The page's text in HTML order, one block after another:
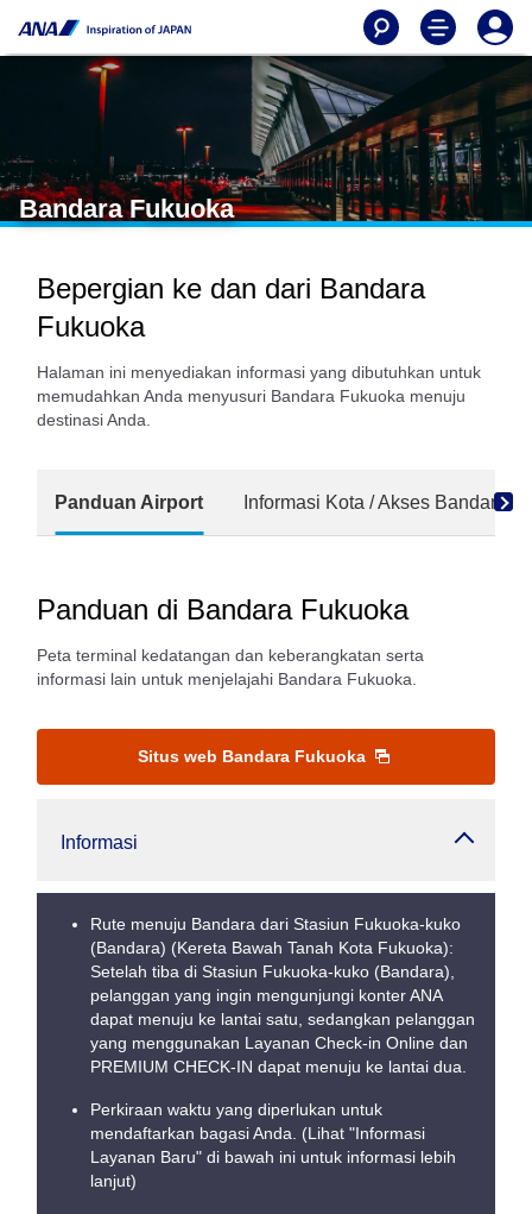
Bandara Fukuoka
Bepergian ke dan dari Bandara
Fukuoka
Halaman ini menyediakan informasi yang dibutuhkan untuk
memudahkan Anda menyusuri Bandara Fukuoka menuju
destinasi Anda.
Panduan Airport Informasi Kota / Akses Bandara
Panduan di Bandara Fukuoka
Peta terminal kedatangan dan keberangkatan serta
informasi lain untuk menjelajahi Bandara Fukuoka.
Situs web Bandara Fukuoka
Informasi
Rute menuju Bandara dari Stasiun Fukuoka-kuko
(Bandara) (Kereta Bawah Tanah Kota Fukuoka):
Setelah tiba di Stasiun Fukuoka-kuko (Bandara),
pelanggan yang ingin mengunjungi konter ANA
dapat menuju ke lantai satu, sedangkan pelanggan
yang menggunakan Layanan Check-in Online dan
PREMIUM CHECK-IN dapat menuju ke lantai dua.
Perkiraan waktu yang diperlukan untuk
mendaftarkan bagasi Anda. (Lihat "Informasi
Layanan Baru" di bawah ini untuk informasi lebih
lanjut)